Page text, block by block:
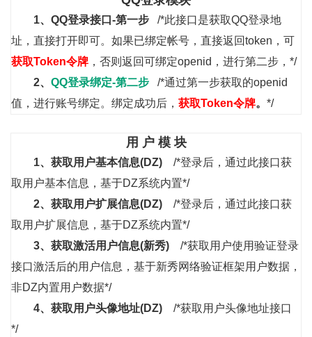
1、 QQ登录接口-第一步 /*此接口是获取QQ登录地
址，直接打开即可。如果已绑定帐号，直接返回token，可
获取Token令牌 ，否则返回可绑定openid，进行第二步，*/
2、 QQ登录绑定-第二步 /*通过第一步获取的openid
值，进行账号绑定。绑定成功后， 获取Token令牌。 */
用 户 模 块
1、 获取用户基本信息(DZ)
/*登录后，通过此接口获
取用户基本信息，基于DZ系统内置*/
2、 获取用户扩展信息(DZ)
/*登录后，通过此接口获
取用户扩展信息，基于DZ系统内置*/
3、 获取激活用户信息(新秀)
/*获取用户使用验证登录
接口激活后的用户信息，基于新秀网络验证框架用户数据，
非DZ内置用户数据*/
4、 获取用户头像地址(DZ)
/*获取用户头像地址接口
*/